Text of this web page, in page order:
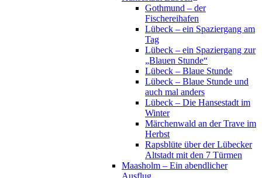
Gothmund – der
Fischereihafen
Lübeck – ein Spaziergang am
Tag
Lübeck – ein Spaziergang zur
„Blauen Stunde“
Lübeck – Blaue Stunde
Lübeck – Blaue Stunde und
auch mal anders
Lübeck – Die Hansestadt im
Winter
Märchenwald an der Trave im
Herbst
Rapsblüte über der Lübecker
Altstadt mit den 7 Türmen
Maasholm – Ein abendlicher